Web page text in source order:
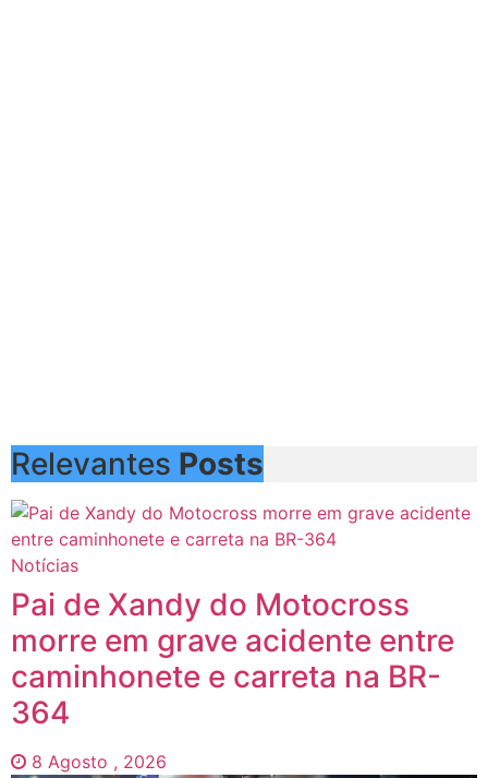
Relevantes Posts
Notícias
Pai de Xandy do Motocross
morre em grave acidente entre
caminhonete e carreta na BR-
364
8 Agosto , 2026